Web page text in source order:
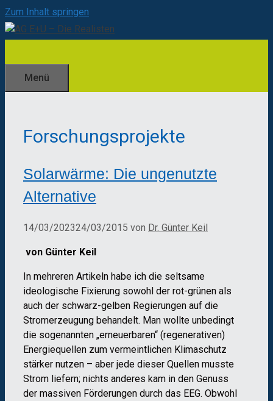
Zum Inhalt springen
Menü
Forschungsprojekte
Solarwärme: Die ungenutzte
Alternative
14/03/202324/03/2015 von Dr. Günter Keil
von Günter Keil
In mehreren Artikeln habe ich die seltsame
ideologische Fixierung sowohl der rot-grünen als
auch der schwarz-gelben Regierungen auf die
Stromerzeugung behandelt. Man wollte unbedingt
die sogenannten „erneuerbaren“ (regenerativen)
Energiequellen zum vermeintlichen Klimaschutz
stärker nutzen – aber jede dieser Quellen musste
Strom liefern; nichts anderes kam in den Genuss
der massiven Förderungen durch das EEG. Obwohl